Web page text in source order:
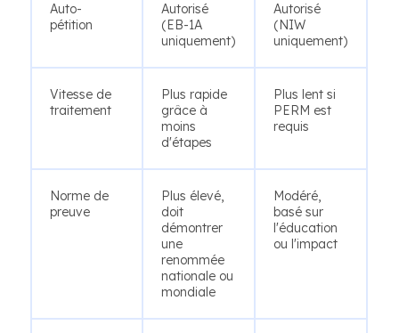
Auto-
pétition
Autorisé
(EB-1A
uniquement)
Autorisé
(NIW
uniquement)
Vitesse de
traitement
Plus rapide
grâce à
moins
d'étapes
Plus lent si
PERM est
requis
Norme de
preuve
Plus élevé,
doit
démontrer
une
renommée
nationale ou
mondiale
Modéré,
basé sur
l'éducation
ou l'impact